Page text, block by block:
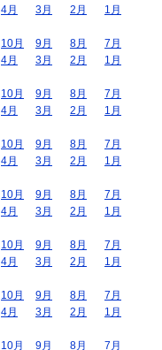
4月 3月 2月
1月
10月 9月 8月
7月
4月 3月 2月
1月
10月 9月 8月
7月
4月 3月 2月
1月
10月 9月 8月
7月
4月 3月 2月
1月
10月 9月 8月
7月
4月 3月 2月
1月
10月 9月 8月
7月
4月 3月 2月
1月
10月 9月 8月
7月
4月 3月 2月
1月
10月 9月 8月 7月